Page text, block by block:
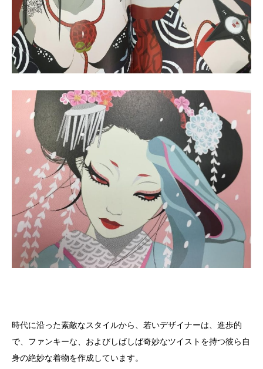
時代に沿った素敵なスタイルから、若いデザイナーは、進歩的
で、ファンキーな、およびしばしば奇妙なツイストを持つ彼ら自
身の絶妙な着物を作成しています。